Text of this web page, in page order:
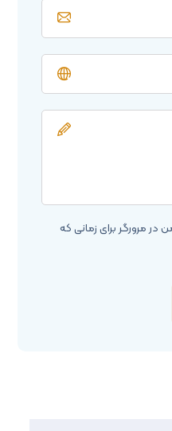
در مرورگر برای زمانی که